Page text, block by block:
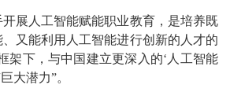
人工智能赋能职业教育，是培养既
又能利用人工智能进行创新的人才的
架下，与中国建立更深入的‘人工智能
大潜力”。